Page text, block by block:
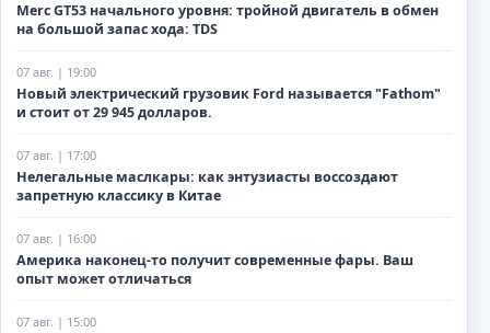
Merc GT53 начального уровня: тройной двигатель в обмен
на большой запас хода: TDS
07 авг. | 19:00
Новый электрический грузовик Ford называется "Fathom"
и стоит от 29 945 долларов.
07 авг. | 17:00
Нелегальные маслкары: как энтузиасты воссоздают
запретную классику в Китае
07 авг. | 16:00
Америка наконец-то получит современные фары. Ваш
опыт может отличаться
07 авг. | 15:00